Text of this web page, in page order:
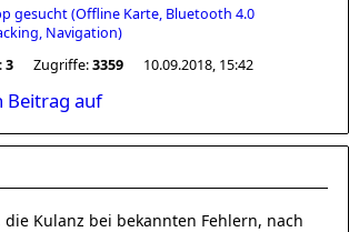
gesucht (Offline Karte, Bluetooth 4.0
Navigation)
3 Zugriffe:3359 10.09.2018, 15:42
Beitrag auf
die Kulanz bei bekannten Fehlern, nach